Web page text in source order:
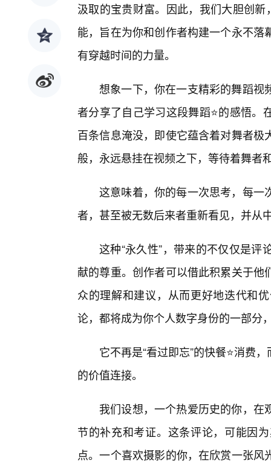
汲取的宝贵财富。因此，我们大胆创
能，旨在为你和创作者构建一个永不
有穿越时间的力量。
想象一下，你在一支精彩的舞蹈视
者分享了自己学习这段舞蹈⭐的感悟
百条信息淹没，即使它蕴含着对舞者
般，永远悬挂在视频之下，等待着舞者
这意味着，你的每一次思考，每一
者，甚至被无数后来者重新看见，并从
这种“永久性”，带来的不仅仅是
献的尊重。创作者可以借此积累关于
众的理解和建议，从而更好地迭代和
论，都将成为你个人数字身份的一部分
它不再是“看过即忘”的快餐⭐消费
的价值连接。
我们设想，一个热爱历史的你，
节的补充和考证。这条评论，可能因
点。一个喜欢摄影的你，在欣赏一张